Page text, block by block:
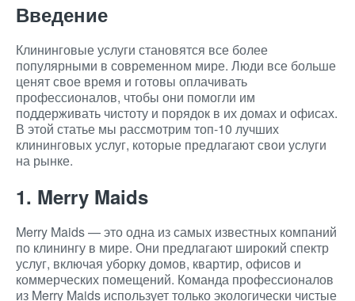
Введение
Клининговые услуги становятся все более
популярными в современном мире. Люди все больше
ценят свое время и готовы оплачивать
профессионалов, чтобы они помогли им
поддерживать чистоту и порядок в их домах и офисах.
В этой статье мы рассмотрим топ-10 лучших
клининговых услуг, которые предлагают свои услуги
на рынке.
1. Merry Maids
Merry Maids — это одна из самых известных компаний
по клинингу в мире. Они предлагают широкий спектр
услуг, включая уборку домов, квартир, офисов и
коммерческих помещений. Команда профессионалов
из Merry Maids использует только экологически чистые